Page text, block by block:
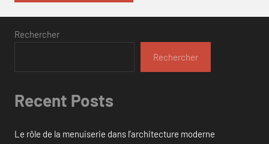
Rechercher
Rechercher
Recent Posts
Le rôle de la menuiserie dans l’architecture moderne